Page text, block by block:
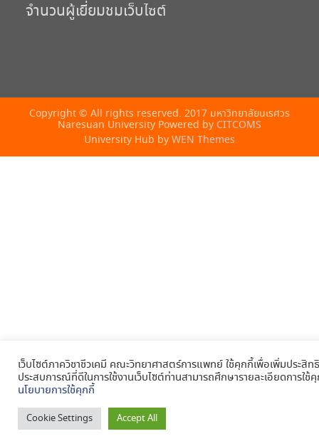
จำนวนผู้เยี่ยมชมเว็บไซต์
Copyright © All rights reserved. 2017 มหาวิทยาลัยนเรศวร
Naresuan University Powered by CITCOMS
University Hub by WEN Themes
เว็บไซต์ภาควิชาชีวเคมี คณะวิทยาศาสตร์การแพทย์ ใช้คุกกี้เพื่อเพิ่มประสิท
ประสบการณ์ที่ดีในการใช้งานเว็บไซต์ท่านสามารถศึกษารายละเอียดการใช้
นโยบายการใช้คุกกี้
Cookie Settings Accept All